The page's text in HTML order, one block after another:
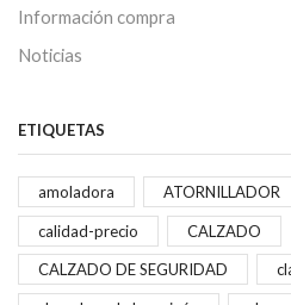
Información compra
Noticias
ETIQUETAS
amoladora ATORNILLADOR
calidad-precio CALZADO
CALZADO DE SEGURIDAD